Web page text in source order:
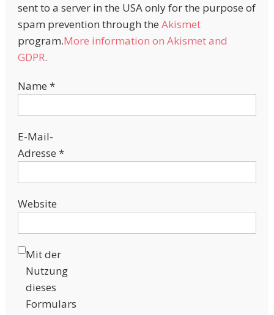
sent to a server in the USA only for the purpose of
spam prevention through the Akismet
program.More information on Akismet and
GDPR.
Name *
E-Mail-
Adresse *
Website
Mit der
Nutzung
dieses
Formulars